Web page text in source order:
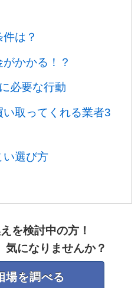
は？
かかる！？
必要な行動
取ってくれる業者3
い選び方
を検討中の方！
気になりませんか？
場を調べる